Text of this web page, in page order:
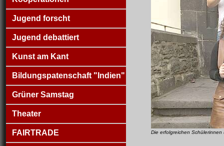
Jugend forscht
Jugend debattiert
Kunst am Kant
Bildungspatenschaft "Indien"
Grüner Samstag
Theater
FAIRTRADE Die erfolgreichen